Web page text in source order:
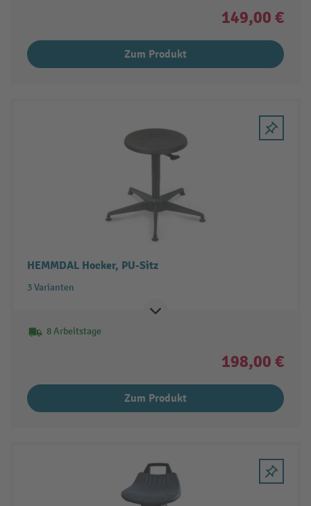
149,00 €
Zum Produkt
HEMMDAL Hocker, PU-Sitz
3 Varianten
8 Arbeitstage
198,00 €
Zum Produkt